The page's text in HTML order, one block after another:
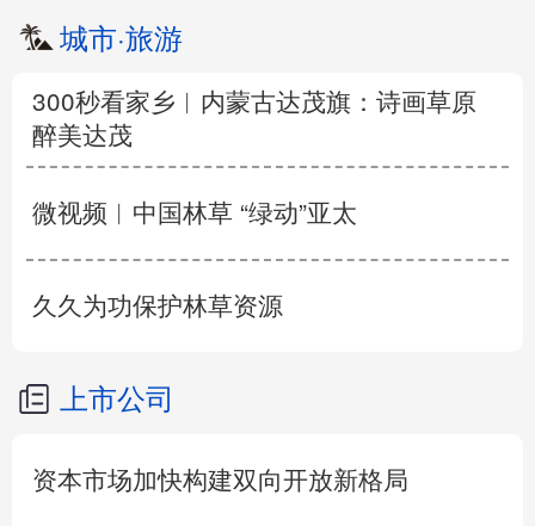
城市·旅游
300秒看家乡︱内蒙古达茂旗：诗画草原
醉美达茂
微视频︱中国林草 “绿动”亚太
久久为功保护林草资源
上市公司
资本市场加快构建双向开放新格局